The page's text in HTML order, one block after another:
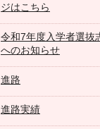
ジはこちら
令和7年度入学者選抜
へのお知らせ
進路
進路実績